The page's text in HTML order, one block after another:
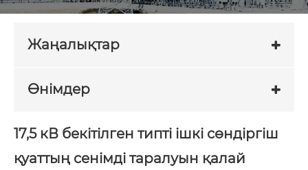
Жаңалықтар
Өнімдер
17,5 кВ бекітілген типті ішкі сөндіргіш
қуаттың сенімді таралуын қалай